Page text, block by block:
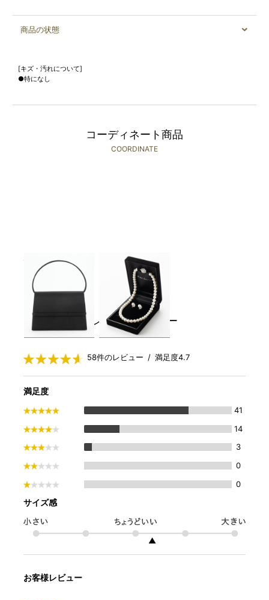
商品の状態
[キズ・汚れについて]
●特になし
コーディネート商品
COORDINATE
Select Shop
￥1,980(税込)～
Select Shop
￥1,980(税込)～
レンタルレビュー
RENTAL REVIEWS
58件のレビュー / 満足度4.7
満足度
41
14
3
0
0
サイズ感
▲
お客様レビュー